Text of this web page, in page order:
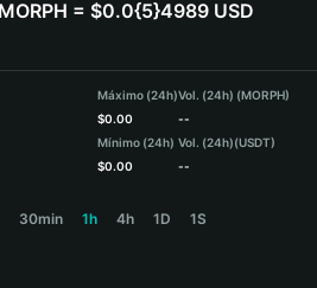
= $0.0{5}4989 USD
Máximo (24h)
$0.00
Mínimo (24h)
$0.00
Vol. (24h) (MORPH)
--
Vol. (24h)(USDT)
--
30min 1h 4h 1D 1S